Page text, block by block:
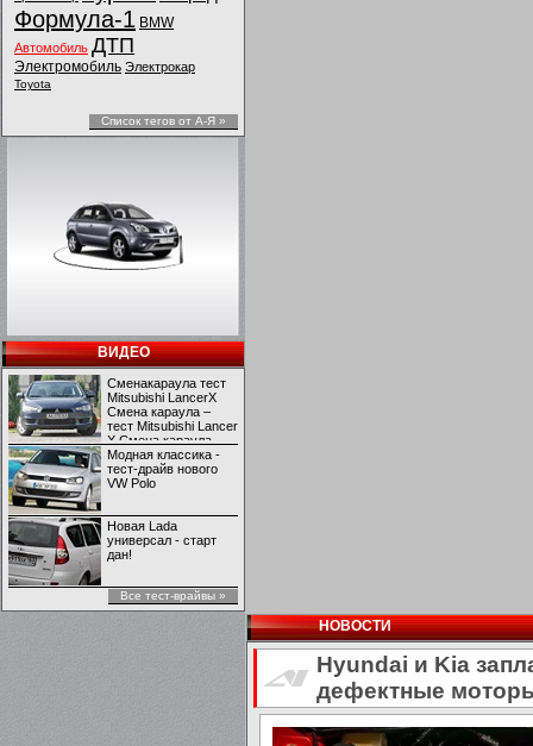
Формула-1 BMW
Автомобиль ДТП
Электромобиль Электрокар
Toyota
Список тегов от А-Я »
ВИДЕО
Сменакараула тест
Mitsubishi LancerX
Смена караула –
тест Mitsubishi Lancer
X Смена караула –
тест Mitsubishi Lancer
X
Модная классика -
тест-драйв нового
VW Polo
Новая Lada
универсал - старт
дан!
Все тест-врайвы »
НОВОСТИ
Hyundai и Kia
дефектные